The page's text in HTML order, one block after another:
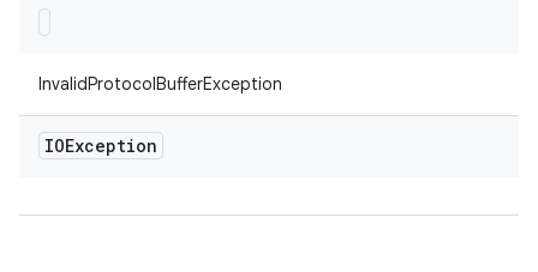
InvalidProtocolBufferException
IOException